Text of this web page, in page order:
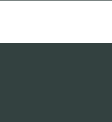
(da pubblicare in